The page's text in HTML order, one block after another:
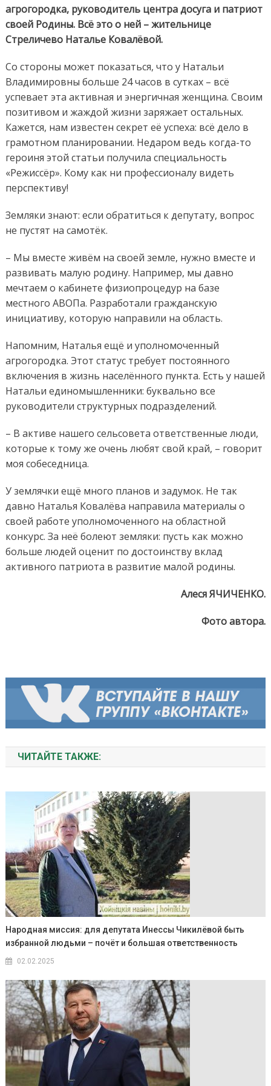
агрогородка, руководитель центра досуга и патриот
своей Родины. Всё это о ней – жительнице
Стреличево Наталье Ковалёвой.
Со стороны может показаться, что у Натальи
Владимировны больше 24 часов в сутках – всё
успевает эта активная и энергичная женщина. Своим
позитивом и жаждой жизни заряжает остальных.
Кажется, нам известен секрет её успеха: всё дело в
грамотном планировании. Недаром ведь когда-то
героиня этой статьи получила специальность
«Режиссёр». Кому как ни профессионалу видеть
перспективу!
Земляки знают: если обратиться к депутату, вопрос
не пустят на самотёк.
– Мы вместе живём на своей земле, нужно вместе и
развивать малую родину. Например, мы давно
мечтаем о кабинете физиопроцедур на базе
местного АВОПа. Разработали гражданскую
инициативу, которую направили на область.
Напомним, Наталья ещё и уполномоченный
агрогородка. Этот статус требует постоянного
включения в жизнь населённого пункта. Есть у нашей
Натальи единомышленники: буквально все
руководители структурных подразделений.
– В активе нашего сельсовета ответственные люди,
которые к тому же очень любят свой край, – говорит
моя собеседница.
У землячки ещё много планов и задумок. Не так
давно Наталья Ковалёва направила материалы о
своей работе уполномоченного на областной
конкурс. За неё болеют земляки: пусть как можно
больше людей оценит по достоинству вклад
активного патриота в развитие малой родины.
Алеся ЯЧИЧЕНКО.
Фото автора.
ЧИТАЙТЕ ТАКЖЕ:
Народная миссия: для депутата Инессы Чикилёвой быть
избранной людьми – почёт и большая ответственность
02.02.2025